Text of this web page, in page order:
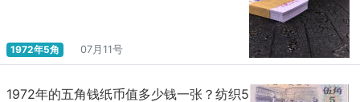
1972年5角 07月11号
1972年的五角钱纸币值多少钱一张？纺织5